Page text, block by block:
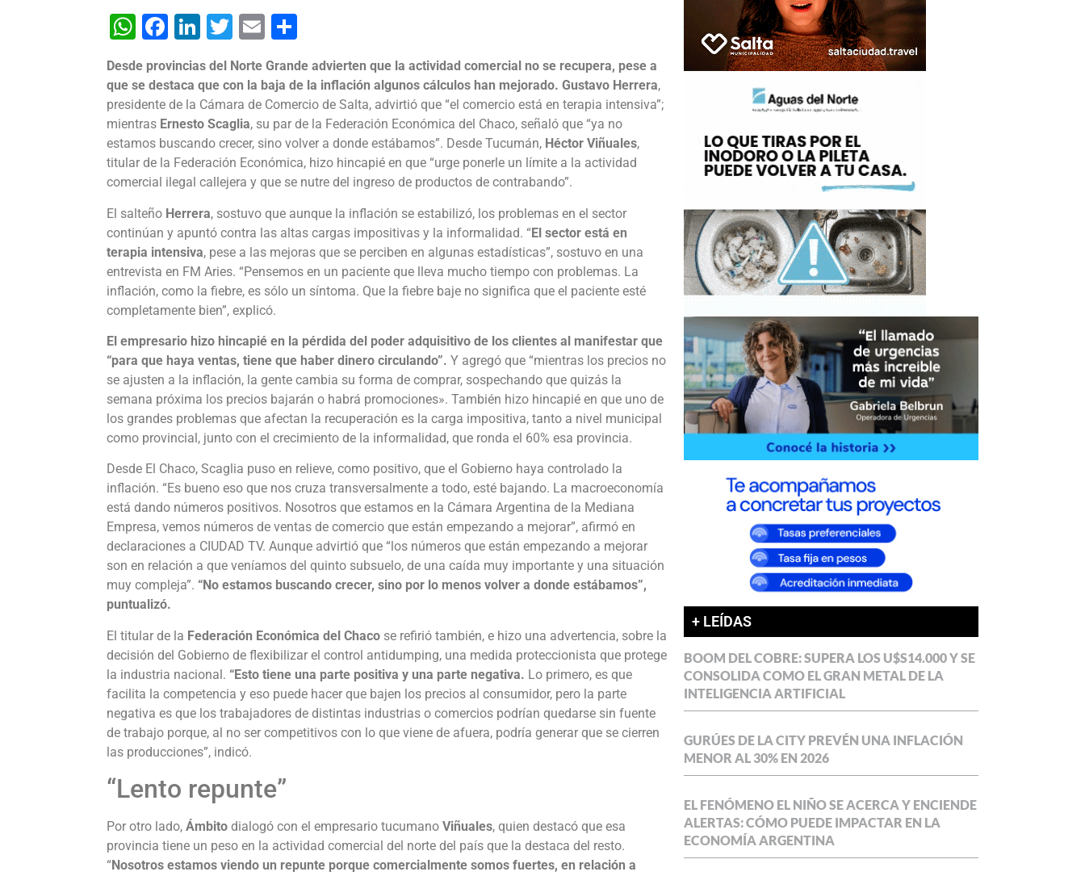
WhatsApp
Facebook
LinkedIn
Twitter
Email
Desde provincias del Norte Grande advierten que la actividad comercial no se recupera, pese a
que se destaca que con la baja de la inflación algunos cálculos han mejorado. Gustavo Herrera,
presidente de la Cámara de Comercio de Salta, advirtió que “el comercio está en terapia intensiva”;
mientras Ernesto Scaglia, su par de la Federación Económica del Chaco, señaló que “ya no
estamos buscando crecer, sino volver a donde estábamos”. Desde Tucumán, Héctor Viñuales,
titular de la Federación Económica, hizo hincapié en que “urge ponerle un límite a la actividad
comercial ilegal callejera y que se nutre del ingreso de productos de contrabando”.
El salteño Herrera, sostuvo que aunque la inflación se estabilizó, los problemas en el sector
continúan y apuntó contra las altas cargas impositivas y la informalidad. “El sector está en
terapia intensiva, pese a las mejoras que se perciben en algunas estadísticas”, sostuvo en una
entrevista en FM Aries. “Pensemos en un paciente que lleva mucho tiempo con problemas. La
inflación, como la fiebre, es sólo un síntoma. Que la fiebre baje no significa que el paciente esté
completamente bien”, explicó.
El empresario hizo hincapié en la pérdida del poder adquisitivo de los clientes al manifestar que
“para que haya ventas, tiene que haber dinero circulando”. Y agregó que “mientras los precios no
se ajusten a la inflación, la gente cambia su forma de comprar, sospechando que quizás la
semana próxima los precios bajarán o habrá promociones». También hizo hincapié en que uno de
los grandes problemas que afectan la recuperación es la carga impositiva, tanto a nivel municipal
como provincial, junto con el crecimiento de la informalidad, que ronda el 60% esa provincia.
Desde El Chaco, Scaglia puso en relieve, como positivo, que el Gobierno haya controlado la
inflación. “Es bueno eso que nos cruza transversalmente a todo, esté bajando. La macroeconomía
está dando números positivos. Nosotros que estamos en la Cámara Argentina de la Mediana
Empresa, vemos números de ventas de comercio que están empezando a mejorar”, afirmó en
declaraciones a CIUDAD TV. Aunque advirtió que “los números que están empezando a mejorar
son en relación a que veníamos del quinto subsuelo, de una caída muy importante y una situación
muy compleja”. “No estamos buscando crecer, sino por lo menos volver a donde estábamos”,
puntualizó.
El titular de la Federación Económica del Chaco se refirió también, e hizo una advertencia, sobre la
decisión del Gobierno de flexibilizar el control antidumping, una medida proteccionista que protege
la industria nacional. “Esto tiene una parte positiva y una parte negativa. Lo primero, es que
facilita la competencia y eso puede hacer que bajen los precios al consumidor, pero la parte
negativa es que los trabajadores de distintas industrias o comercios podrían quedarse sin fuente
de trabajo porque, al no ser competitivos con lo que viene de afuera, podría generar que se cierren
las producciones”, indicó.
“Lento repunte”
Por otro lado, Ámbito dialogó con el empresario tucumano Viñuales, quien destacó que esa
provincia tiene un peso en la actividad comercial del norte del país que la destaca del resto.
“Nosotros estamos viendo un repunte porque comercialmente somos fuertes, en relación a
+ LEÍDAS
BOOM DEL COBRE: SUPERA LOS U$S14.000 Y SE
CONSOLIDA COMO EL GRAN METAL DE LA
INTELIGENCIA ARTIFICIAL
GURÚES DE LA CITY PREVÉN UNA INFLACIÓN
MENOR AL 30% EN 2026
EL FENÓMENO EL NIÑO SE ACERCA Y ENCIENDE
ALERTAS: CÓMO PUEDE IMPACTAR EN LA
ECONOMÍA ARGENTINA